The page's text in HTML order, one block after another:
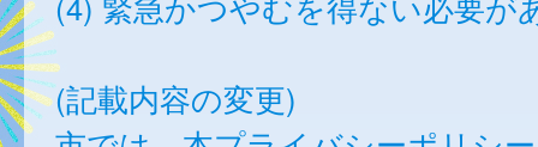
(記載内容の変更)